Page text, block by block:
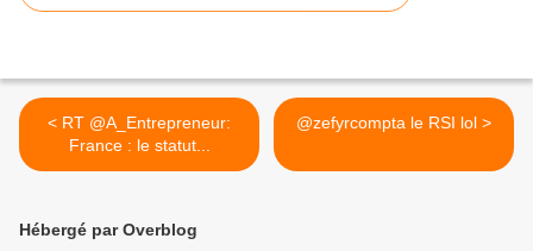
< RT @A_Entrepreneur:
France : le statut...
@zefyrcompta le RSI lol >
Hébergé par Overblog